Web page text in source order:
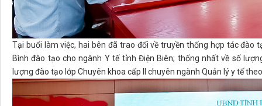
Tại buổi làm việc, hai bên đã trao đổi về truyền thống hợp tác đào
Bình đào tạo cho ngành Y tế tỉnh Điện Biên; thống nhất về số
lượng đào tạo lớp Chuyên khoa cấp II chuyên ngành Quản lý y tế